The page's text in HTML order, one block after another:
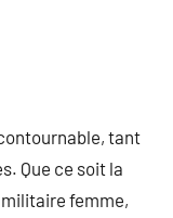
tant
Que ce soit la
femme,